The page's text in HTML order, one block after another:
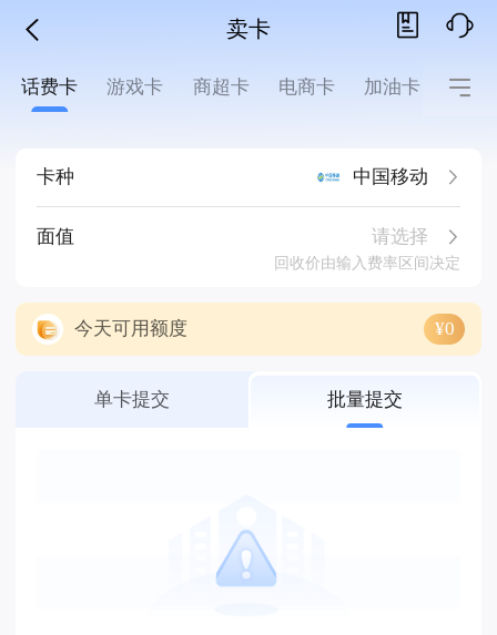
卖卡
话费卡 游戏卡 商超卡 电商卡 加油卡 影音
卡种 中国移动
面值 请选择
回收价由输入费率区间决定
今天可用额度 ¥0
单卡提交 批量提交